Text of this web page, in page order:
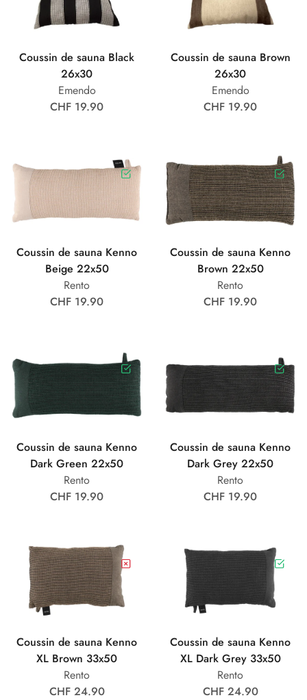
Coussin de sauna Black
26x30
Emendo
CHF 19.90
Coussin de sauna Brown
26x30
Emendo
CHF 19.90
Coussin de sauna Kenno
Beige 22x50
Rento
CHF 19.90
Coussin de sauna Kenno
Brown 22x50
Rento
CHF 19.90
Coussin de sauna Kenno
Dark Green 22x50
Rento
CHF 19.90
Coussin de sauna Kenno
Dark Grey 22x50
Rento
CHF 19.90
Coussin de sauna Kenno
XL Brown 33x50
Rento
CHF 24.90
Coussin de sauna Kenno
XL Dark Grey 33x50
Rento
CHF 24.90